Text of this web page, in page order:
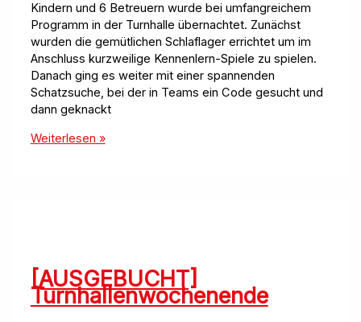
Kindern und 6 Betreuern wurde bei umfangreichem
Programm in der Turnhalle übernachtet. Zunächst
wurden die gemütlichen Schlaflager errichtet um im
Anschluss kurzweilige Kennenlern-Spiele zu spielen.
Danach ging es weiter mit einer spannenden
Schatzsuche, bei der in Teams ein Code gesucht und
dann geknackt
Turnhallenwochenende
Weiterlesen »
[AUSGEBUCHT]
Turnhallenwochenende